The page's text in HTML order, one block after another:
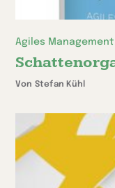
Agiles
Von Stefan Kühl